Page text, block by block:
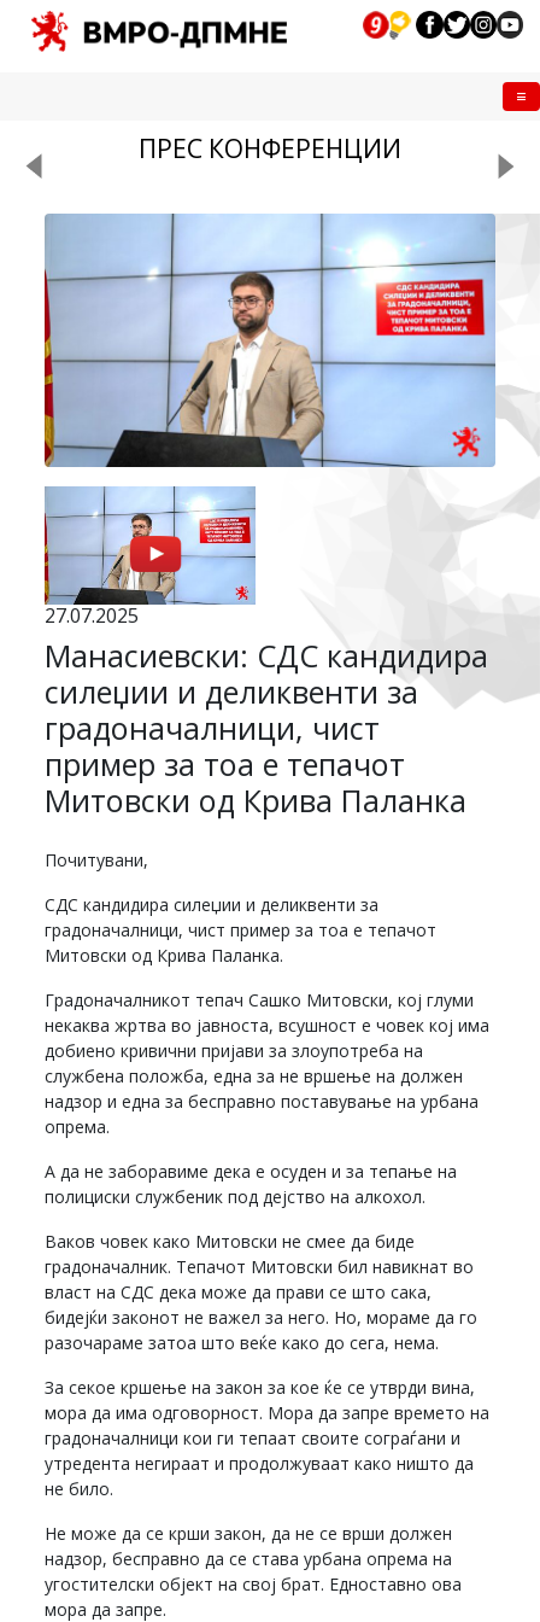
ПРЕС КОНФЕРЕНЦИИ
27.07.2025
Манасиевски: СДС кандидира
силеџии и деликвенти за
градоначалници, чист
пример за тоа е тепачот
Митовски од Крива Паланка
Почитувани,
СДС кандидира силеџии и деликвенти за
градоначалници, чист пример за тоа е тепачот
Митовски од Крива Паланка.
Градоначалникот тепач Сашко Митовски, кој глуми
некаква жртва во јавноста, всушност е човек кој има
добиено кривични пријави за злоупотреба на
службена положба, една за не вршење на должен
надзор и една за бесправно поставување на урбана
опрема.
А да не заборавиме дека е осуден и за тепање на
полициски службеник под дејство на алкохол.
Ваков човек како Митовски не смее да биде
градоначалник. Тепачот Митовски бил навикнат во
власт на СДС дека може да прави се што сака,
бидејќи законот не важел за него. Но, мораме да го
разочараме затоа што веќе како до сега, нема.
За секое кршење на закон за кое ќе се утврди вина,
мора да има одговорност. Мора да запре времето на
градоначалници кои ги тепаат своите сограѓани и
утредента негираат и продолжуваат како ништо да
не било.
Не може да се крши закон, да не се врши должен
надзор, бесправно да се става урбана опрема на
угостителски објект на свој брат. Едноставно ова
мора да запре.